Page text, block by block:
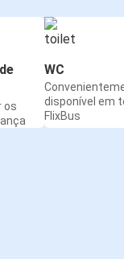
os
WC
disponível em
FlixBus